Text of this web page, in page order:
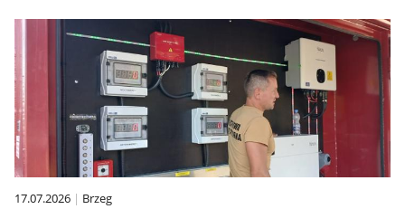
17.07.2026 Brzeg